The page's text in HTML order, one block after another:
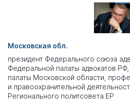
Московская обл.
президент Федерального союза
Федеральной палаты адвокатов
палаты Московской области,
и правоохранительной
Регионального политсовета ЕР